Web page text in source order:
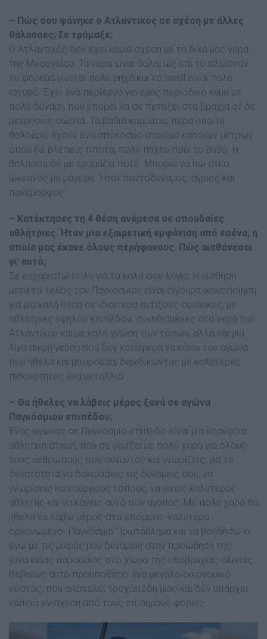
– Πώς σου φάνηκε ο Ατλαντικός σε σχέση µε άλλες
θάλασσες; Σε τρόµαξε;
Ο Ατλαντικός δεν έχει καµία σχέση µε τα δικά µας νερά
της Μεσογείου. Τα νερά είναι θολά, ως επί το πλείστον
το ψάρεµα γίνεται πολύ ρηχά και το swell είναι πολύ
ισχυρό. Έχει ένα περίεργο για εµάς περιοδικό κύµα µε
πολύ δύναµη, που µπορεί να σε πετάξει στα βράχια αν δε
µετρήσεις σωστά. Τα βαθιά κοµµάτια, πέρα από τη
θολούρα, έχουν ένα απόκοσµο στρώµα κάποιων µέτρων
όπου δε βλέπεις τίποτα, πολύ πηχτό πριν το βυθό. Η
θάλασσα δε µε τροµάζει ποτέ. Μπορώ να πω ότι ο
ωκεανός µε µάγεψε. Ήταν παντοδύναµος, άγριος και
πανέµορφος.
– Κατέκτησες τη 4 θέση ανάµεσα σε σπουδαίες
αθλήτριες. Ήταν µια εξαιρετική εµφάνιση από εσένα, η
οποία µας έκανε όλους περήφανους. Πώς αισθάνεσαι
γι’ αυτό;
Σε ευχαριστώ πολύ για τα καλά σου λόγια. Η αίσθηση
µετά το τέλος του Παγκοσµίου είναι σίγουρα ικανοποίηση
για µια καλή θέση σε ιδιαίτερα αντίξοες συνθήκες, µε
αθλήτριες υψηλού επιπέδου, συνηθισµένες στα νερά του
Ατλαντικού και µε καλή γνώση των τόπων, αλλά και µια
λίγο πικρή γεύση που δεν κατάφερα να κάνω τον αγώνα
που ήθελα και µπορούσα, διεκδικώντας µε καλύτερες
πιθανότητες ένα µετάλλιο.
– Θα ήθελες να λάβεις µέρος ξανά σε αγώνα
Παγκόσµιου επιπέδου;
Ένας αγώνας σε Παγκόσµιο επίπεδο είναι µια κορυφαία
αθλητική στιγµή, που σε γεµίζει µε πολύ χαρά για όλους
τους ανθρώπους που συναντάς και γνωρίζεις, για τη
δυνατότητα να δοκιµάσεις τις δυνάµεις σου, να
γνωρίσεις καινούργιους τόπους, να γίνεις καλύτερος
αθλητής και να κάνεις αυτό που αγαπάς. Με πολύ χαρά θα
ήθελα να λάβω µέρος στο επόµενο -καλύτερα
οργανωµένο- Παγκόσµιο Πρωτάθληµα και να βοηθήσω κι
εγώ µε τις µικρές µου δυνάµεις στην προώθηση της
γυναικείας παρουσίας στο χώρο της υποβρύχιας αλιείας.
Βεβαίως αυτό προϋποθέτει ένα µεγάλο οικονοµικό
κόστος, που αποτελεί τροχοπέδη µιας και δεν υπάρχει
κάποια ενίσχυση από τους επίσηµους φορείς.